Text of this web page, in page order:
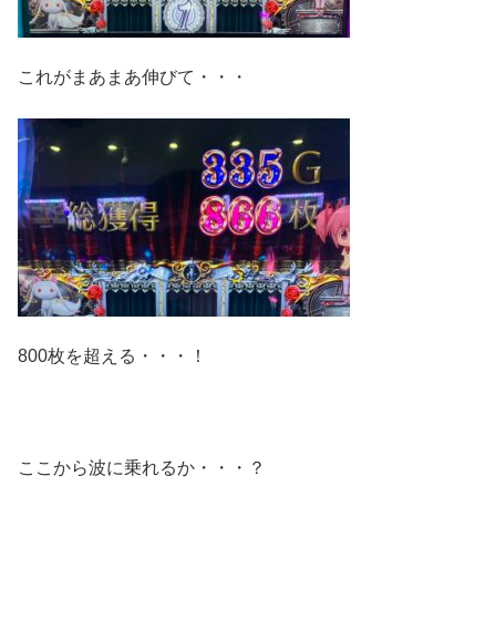
これがまあまあ伸びて・・・
800枚を超える・・・！
ここから波に乗れるか・・・？